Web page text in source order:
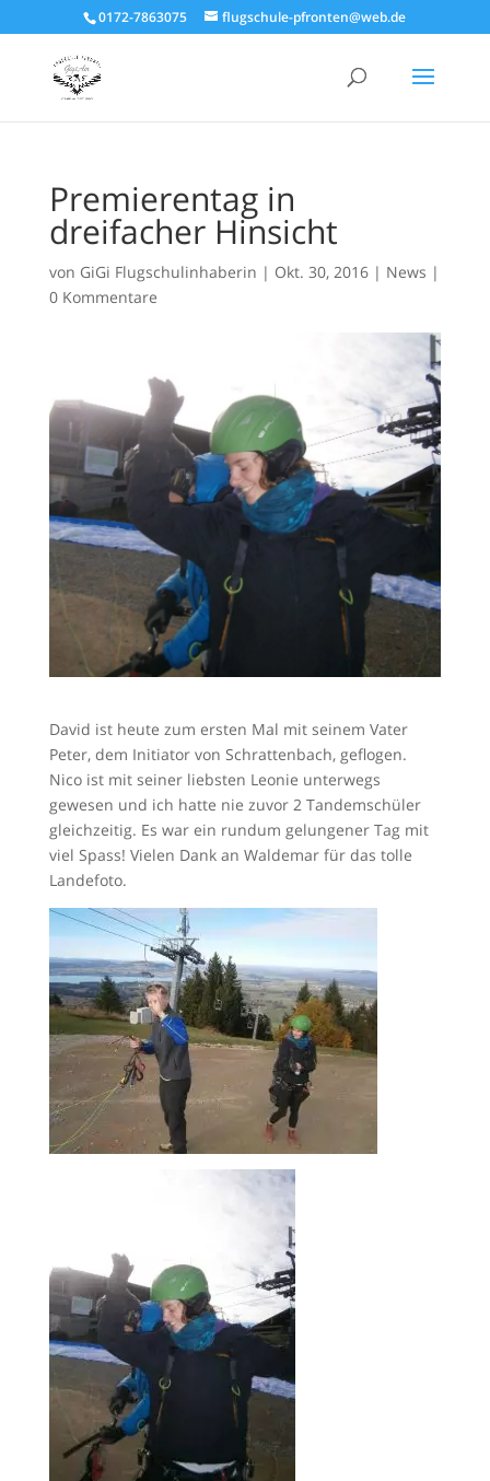
0172-7863075 flugschule-pfronten@web.de
Premierentag in
dreifacher Hinsicht
von GiGi Flugschulinhaberin | Okt. 30, 2016| News |
0 Kommentare
David ist heute zum ersten Mal mit seinem Vater
Peter, dem Initiator von Schrattenbach, geflogen.
Nico ist mit seiner liebsten Leonie unterwegs
gewesen und ich hatte nie zuvor 2 Tandemschüler
gleichzeitig. Es war ein rundum gelungener Tag mit
viel Spass! Vielen Dank an Waldemar für das tolle
Landefoto.